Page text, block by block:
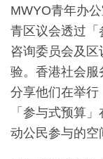
MWYO青年办
青区议会透过「
咨询委员会及
验。香港社会服
分享他们在举
「参与式预算
动公民参与的空